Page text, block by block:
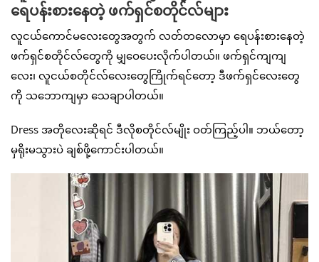
ရေပန်းစားနေတဲ့ ဖက်ရှင်စတိုင်လ်များ
လူငယ်ကောင်မလေးတွေအတွက် လတ်တလောမှာ ရေပန်းစားနေတဲ့
ဖက်ရှင်စတိုင်လ်တွေကို မျှဝေပေးလိုက်ပါတယ်။ ဖက်ရှင်ကျကျ
လေး၊ လူငယ်စတိုင်လ်လေးတွေကြိုက်ရင်တော့ ဒီဖက်ရှင်လေးတွေ
ကို သဘောကျမှာ သေချာပါတယ်။
Dress အတိုလေးဆိုရင် ဒီလိုစတိုင်လ်မျိုး ဝတ်ကြည့်ပါ။ ဘယ်တော့
မှရိုးမသွားပဲ ချစ်ဖို့ကောင်းပါတယ်။